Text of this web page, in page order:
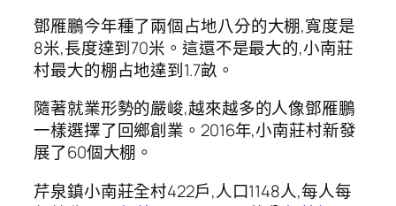
鄧雁鵬今年種了兩個占地八分的大棚,寬度是
8米,長度達到70米。這還不是最大的,小南莊
村最大的棚占地達到1.7畝。
隨著就業形勢的嚴峻,越來越多的人像鄧雁鵬
一樣選擇了回鄉創業。2016年,小南莊村新發
展了60個大棚。
芹泉鎮小南莊全村422戶,人口1148人,每人每